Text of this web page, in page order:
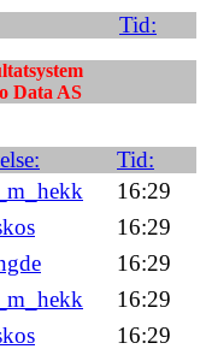
Tid:
Data AS
Tid:
16:29
16:29
16:29
16:29
16:29